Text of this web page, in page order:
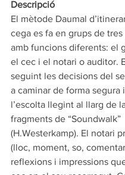
Descripció
El mètode Daumal
cega es fa en grups de
amb funcions diferents: el
el cec i el notari o auditor.
seguint les decisions del
a caminar de forma segura
l’escolta llegint al llarg de
fragments de “Soundwalk”
(H.Westerkamp). El notari
(lloc, moment, so,
reflexions i impressions